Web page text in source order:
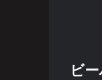
ビ